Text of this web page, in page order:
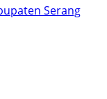
Serang